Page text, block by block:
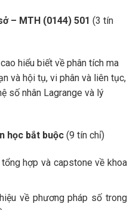
– MTH (0144) 501 (3 tín
hiểu biết về phân tích ma
và hội tụ, vi phân và liên tục,
số nhân Lagrange và lý
học bắt buộc (9 tín chỉ)
hợp và capstone về khoa
về phương pháp số trong